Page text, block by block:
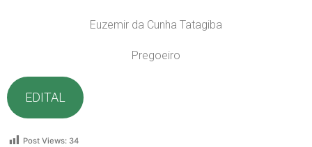
Euzemir da Cunha Tatagiba
Pregoeiro
EDITAL
Post Views: 34